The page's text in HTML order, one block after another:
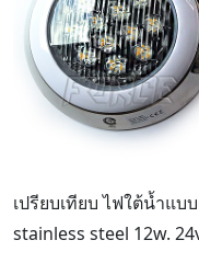
เปรียบเทียบ ไฟใต้น้ำแ
stainless steel 12w.